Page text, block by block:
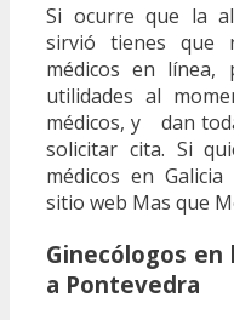
Si ocurre que la
sirvió tienes que
médicos en línea,
utilidades al
médicos, y dan
solicitar cita. Si
médicos en
sitio web Mas que
Ginecólogos en
a Pontevedra